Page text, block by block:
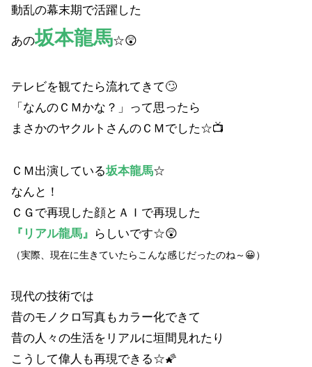
動乱の幕末期で活躍した
あの坂本龍馬☆😲
テレビを観てたら流れてきて🙄
「なんのＣＭかな？」って思ったら
まさかのヤクルトさんのＣＭでした☆📺
ＣＭ出演している坂本龍馬☆
なんと！
ＣＧで再現した顔とＡＩで再現した
『リアル龍馬』
らしいです☆😲
（実際、 現在に生きていたら こんな感じだったのね～😀）
現代の技術では
昔のモノクロ写真もカラー化できて
昔の人々の生活をリアルに垣間見れたり
こうして偉人も再現できる☆🌠